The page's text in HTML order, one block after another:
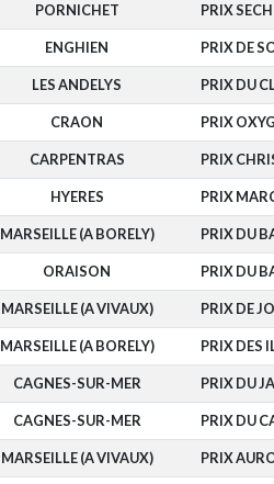
PORNICHET PRIX
ENGHIEN PRIX DE
LES ANDELYS PRIX DU
CRAON PRIX
CARPENTRAS PRIX
HYERES PRIX
MARSEILLE (A BORELY) PRIX DU
ORAISON PRIX DU
MARSEILLE (A VIVAUX) PRIX DE
MARSEILLE (A BORELY) PRIX DES
CAGNES-SUR-MER PRIX DU
CAGNES-SUR-MER PRIX DU
MARSEILLE (A VIVAUX) PRIX